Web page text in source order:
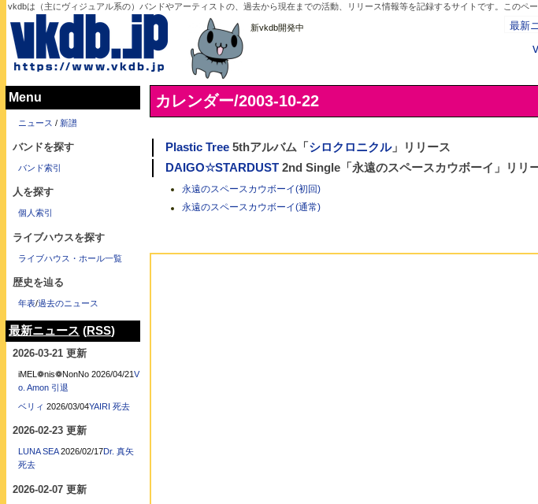
vkdbは（主にヴィジュアル系の）バンドやアーティストの、過去から現在までの活動、リリース情報等を記録するサイトです。このペ
新vkdb開発中 最新
カレンダー/2003-10-22
Plastic Tree5thアルバム「 シロクロニクル」リリース
DAIGO☆STARDUST2nd Single「永遠のスペースカウボーイ」リリ
永遠のスペースカウボーイ(初回)
永遠のスペースカウボーイ(通常)
Menu
ニュース / 新譜
バンドを探す
バンド索引
人を探す
個人索引
ライブハウスを探す
ライブハウス・ホール一覧
歴史を辿る
年表/過去のニュース
最新ニュース (RSS)
2026-03-21 更新
iMEL❁nis❁NonNo 2026/04/21 V
o. Amon 引退
ベリィ 2026/03/04YAIRI 死去
2026-02-23 更新
LUNA SEA 2026/02/17Dr. 真矢
死去
2026-02-07 更新